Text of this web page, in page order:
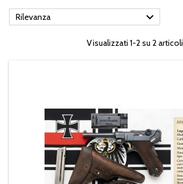
Rilevanza 
Visualizzati 1-2 su 2 articoli